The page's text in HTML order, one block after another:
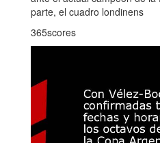
parte, el cuadro londinens
365scores